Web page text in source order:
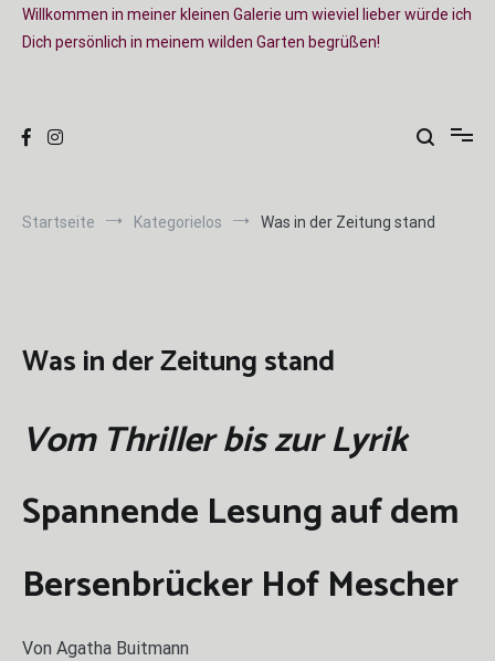
Willkommen in meiner kleinen Galerie um wieviel lieber würde ich
Dich persönlich in meinem wilden Garten begrüßen!
Startseite Kategorielos Was in der Zeitung stand
Was in der Zeitung stand
Vom Thriller bis zur Lyrik
Spannende Lesung auf dem
Bersenbrücker Hof Mescher
Von Agatha Buitmann